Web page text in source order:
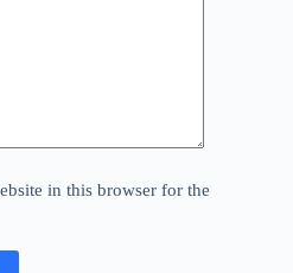
in this browser for the